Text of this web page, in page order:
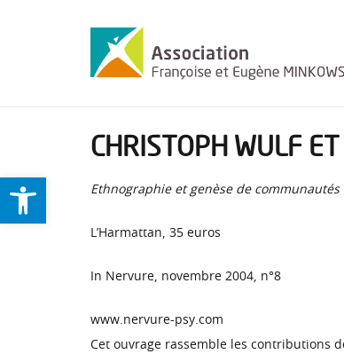
Ouvrir la barre d’outils
CHRISTOPH WULF
Ethnographie et genèse de communautés
L’Harmattan, 35 euros
In Nervure, novembre 2004, n°8
www.nervure-psy.com
Cet ouvrage rassemble les contributions